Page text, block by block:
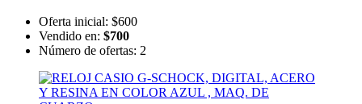
Oferta inicial: $600
Vendido en: $700
Número de ofertas: 2